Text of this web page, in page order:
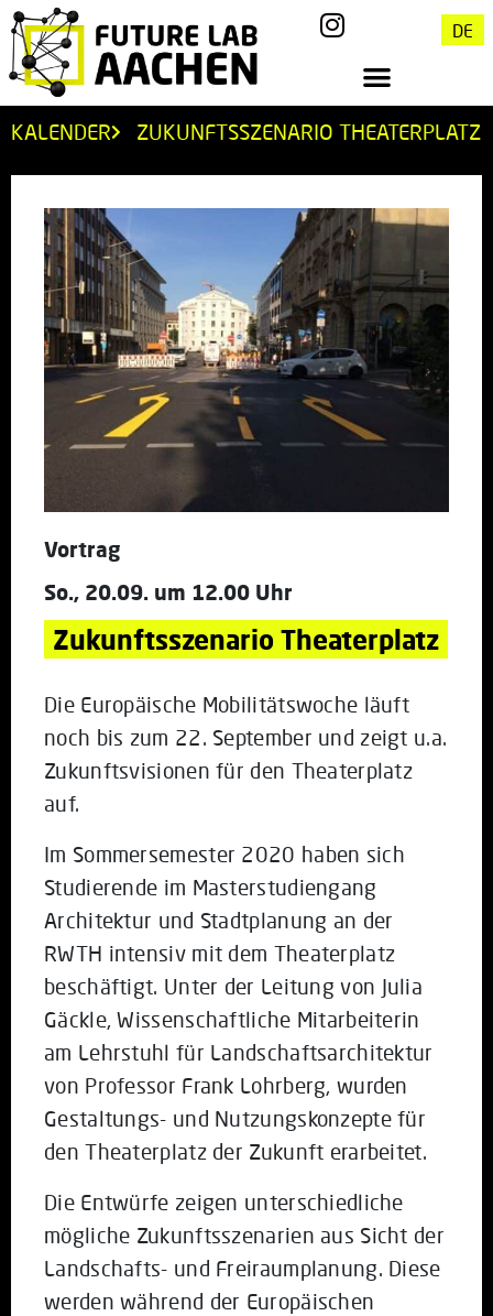
DE
KALENDER ZUKUNFTSSZENARIO THEATERPLATZ
Vortrag
So., 20.09. um 12.00 Uhr
Zukunftsszenario Theaterplatz
Die Europäische Mobilitätswoche läuft
noch bis zum 22. September und zeigt u.a.
Zukunftsvisionen für den Theaterplatz
auf.
Im Sommersemester 2020 haben sich
Studierende im Masterstudiengang
Architektur und Stadtplanung an der
RWTH intensiv mit dem Theaterplatz
beschäftigt. Unter der Leitung von Julia
Gäckle, Wissenschaftliche Mitarbeiterin
am Lehrstuhl für Landschaftsarchitektur
von Professor Frank Lohrberg, wurden
Gestaltungs- und Nutzungskonzepte für
den Theaterplatz der Zukunft erarbeitet.
Die Entwürfe zeigen unterschiedliche
mögliche Zukunftsszenarien aus Sicht der
Landschafts- und Freiraumplanung. Diese
werden während der Europäischen